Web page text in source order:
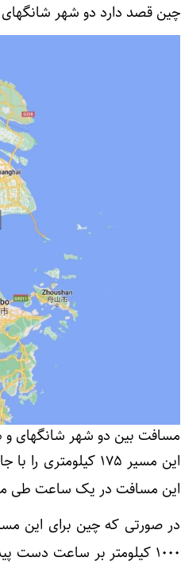
چین قصد دارد دو شهر شانگهای و هانگژو با فاصله ۱۷۵
مسافت بین دو شهر شانگهای و هانگژو
این مسیر ۱۷۵
این مسافت در یک ساعت طی
در صورتی که چین برای این